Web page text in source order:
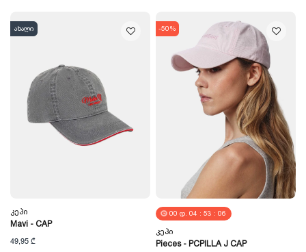
ახალი
Კეპი
Mavi - CAP
49,95 ₾
-50%
00 Დ. 04 : 53 : 05
Კეპი
Pieces - PCPILLA J CAP